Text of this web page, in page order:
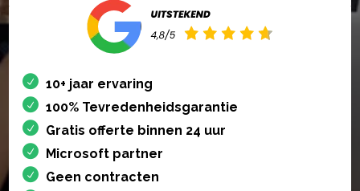
10+ jaar ervaring
100% Tevredenheidsgarantie
Gratis offerte binnen 24 uur
Microsoft partner
Geen contracten